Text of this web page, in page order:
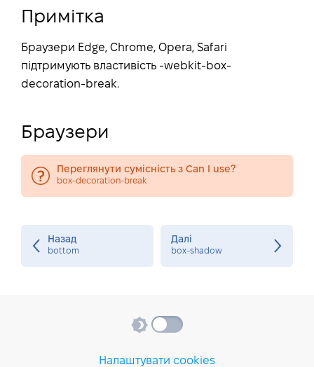
Примітка
Браузери Edge, Chrome, Opera, Safari
підтримують властивість -webkit-box-
decoration-break.
Браузери
Переглянути сумісність з Can I use?
box-decoration-break
Назад
bottom
Далі
box-shadow
Налаштувати cookies